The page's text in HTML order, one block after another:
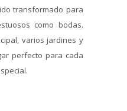
transformado para
como bodas.
varios jardines y
perfecto para cada